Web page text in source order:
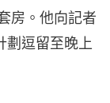
房。他向記者
劃逗留至晚上